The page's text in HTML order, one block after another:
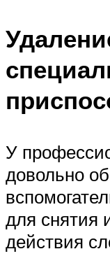
У
довольно
для снятия
действия